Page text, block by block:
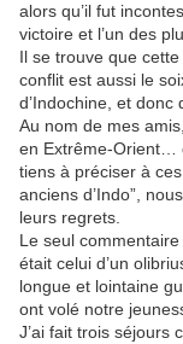
alors qu’il fut
victoire et l’un des
Il se trouve que
conflit est aussi le
d’Indochine, et donc
Au nom de mes
en Extrême-Orient…
tiens à préciser à
anciens d’Indo”,
leurs regrets.
Le seul
était celui d’un
longue et lointaine
ont volé notre
J’ai fait trois séjours